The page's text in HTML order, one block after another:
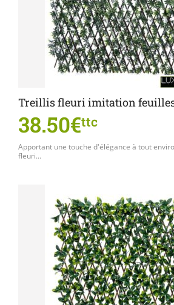
Treillis fleuri imitation
38.50€ttc
Apportant une touche d'élégance à tout
fleuri...